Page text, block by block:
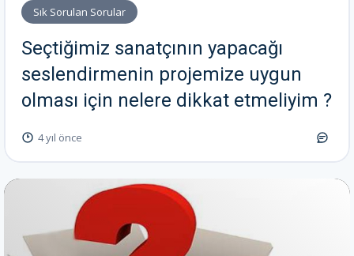
Sık Sorulan Sorular
Seçtiğimiz sanatçının yapacağı
seslendirmenin projemize uygun
olması için nelere dikkat etmeliyim ?
4 yıl önce